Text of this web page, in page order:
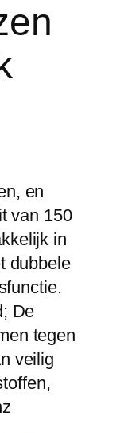
en
van 150
in
dubbele
De
tegen
veilig